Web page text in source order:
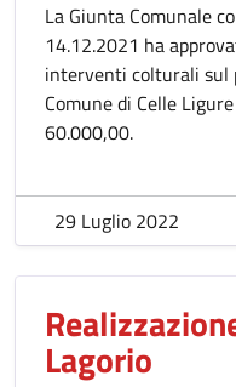
La Giunta Comunale
14.12.2021 ha
interventi colturali sul
Comune di Celle
60.000,00.
29 Luglio 2022
Lagorio